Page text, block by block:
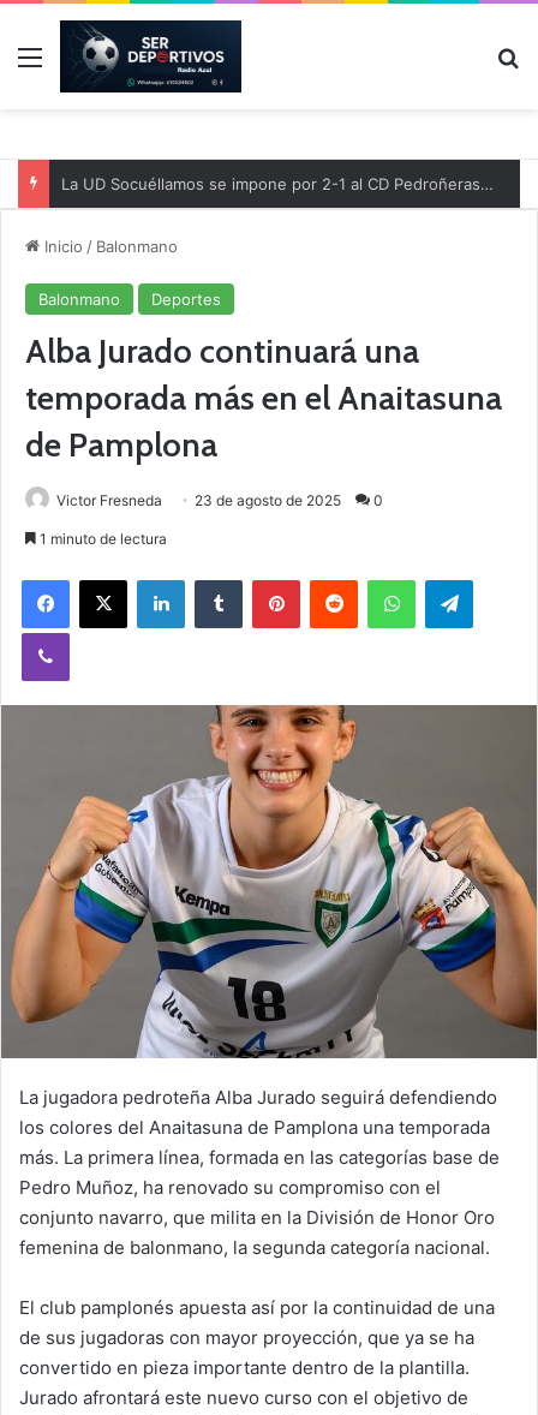
Menú
La UD Socuéllamos se impone por 2-1 al CD Pedroñeras en un partido benéfico a favor de Protección Civil
Inicio / Balonmano
Balonmano Deportes
Alba Jurado continuará una
temporada más en el Anaitasuna
de Pamplona
Victor Fresneda 23 de agosto de 2025 0
1 minuto de lectura
La jugadora pedroteña Alba Jurado seguirá defendiendo
los colores del Anaitasuna de Pamplona una temporada
más. La primera línea, formada en las categorías base de
Pedro Muñoz, ha renovado su compromiso con el
conjunto navarro, que milita en la División de Honor Oro
femenina de balonmano, la segunda categoría nacional.
El club pamplonés apuesta así por la continuidad de una
de sus jugadoras con mayor proyección, que ya se ha
convertido en pieza importante dentro de la plantilla.
Jurado afrontará este nuevo curso con el objetivo de